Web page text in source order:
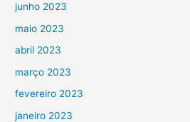
junho 2023
maio 2023
abril 2023
março 2023
fevereiro 2023
janeiro 2023